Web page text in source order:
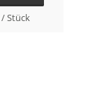
/Stück